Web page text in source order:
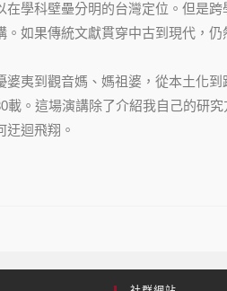
學科壁壘分明的台灣定位。但是
如果傳統文獻貫穿中古到現代，
夷到觀音媽、媽祖婆，從本土化到
。這場演講除了介紹我自己的研
迴飛翔。